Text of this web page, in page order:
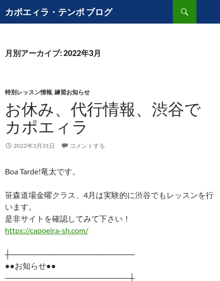
ン
ツ
キ
プ
カポエィラ・テンポ ブログ
索
月別アーカイブ: 2022年3月
特別レッスン情報,練習お知らせ
お休み、代行情報、渋谷で
カポエィラ
2022年3月31日 コメントする
Boa Tarde!竜太です。
笹森道場金曜クラス、4月は実験的に渋谷でもレッスンを行
います。
是非サイトを確認してみて下さい！
https://capoeira-sh.com/
┼───────────────────────
●●お知らせ●●
───────────────────────┼